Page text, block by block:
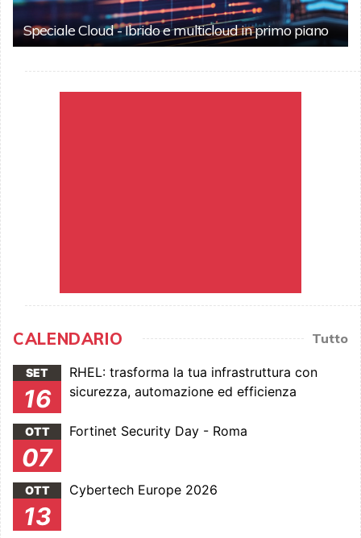
Speciale Cloud - Ibrido e multicloud in primo piano
CALENDARIO Tutto
SET
16
RHEL: trasforma la tua infrastruttura con
sicurezza, automazione ed efficienza
OTT
07
Fortinet Security Day - Roma
OTT
13
Cybertech Europe 2026